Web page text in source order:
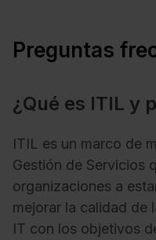
Preguntas
¿Qué es ITIL y
ITIL es un marco de
Gestión de Servicios
organizaciones a
mejorar la calidad de
IT con los objetivos